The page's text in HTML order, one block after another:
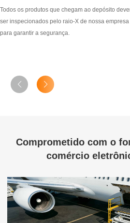
Todos os produtos que chegam ao depósito
ser inspecionados pelo raio-X de nossa empresa
para garantir a segurança.
Comprometido com o
comércio